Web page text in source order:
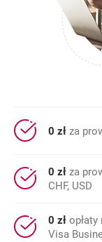
0 zł za
0 zł za
CHF, USD
0 zł
Visa